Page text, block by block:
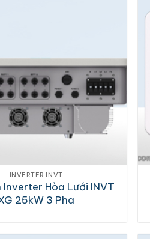
INVERTER INVT
Inverter Hòa Lưới INVT
25kW 3 Pha